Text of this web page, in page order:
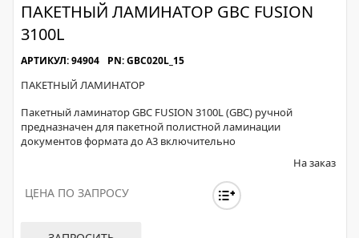
ПАКЕТНЫЙ ЛАМИНАТОР GBC FUSION
3100L
АРТИКУЛ: 94904 PN: GBC020L_15
ПАКЕТНЫЙ ЛАМИНАТОР
Пакетный ламинатор GBC FUSION 3100L (GBC) ручной
предназначен для пакетной полистной ламинации
документов формата до А3 включительно
На заказ
ЦЕНА ПО ЗАПРОСУ